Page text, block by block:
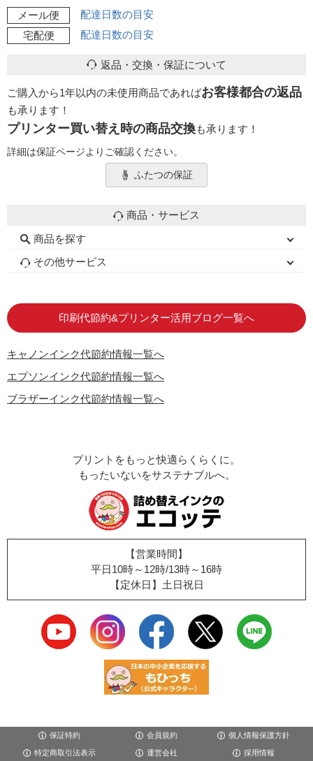
メール便
配達日数の目安
宅配便
配達日数の目安
返品・交換・保証について
ご購入から1年以内の未使用商品であればお客様都合の返品
も承ります！
プリンター買い替え時の商品交換も承ります！
詳細は保証ページよりご確認ください。
ふたつの保証
商品・サービス
商品を探す
初心者用セット
キャノンインク
エプソンインク
ブラザーインク
詰め替えインク
互換インクボトル
互換インクカートリッジ
再生インクカートリッジ
トナーカートリッジ
その他サービス
印刷代節約&プリンター活用ブログ一覧へ
キャノンインク代節約情報一覧へ
エプソンインク代節約情報一覧へ
ブラザーインク代節約情報一覧へ
プリントをもっと快適らくらくに。
もったいないをサステナブルへ。
【営業時間】
平日10時～12時/13時～16時
【定休日】土日祝日
保証特約 会員規約 個人情報保護方針
特定商取引法表示 運営会社 採用情報